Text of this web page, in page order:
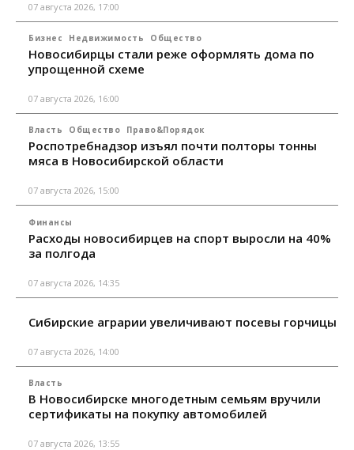
07 августа 2026, 17:00
Бизнес Недвижимость Общество
Новосибирцы стали реже оформлять дома по
упрощенной схеме
07 августа 2026, 16:00
Власть Общество Право&Порядок
Роспотребнадзор изъял почти полторы тонны
мяса в Новосибирской области
07 августа 2026, 15:00
Финансы
Расходы новосибирцев на спорт выросли на 40%
за полгода
07 августа 2026, 14:35
Сибирские аграрии увеличивают посевы горчицы
07 августа 2026, 14:00
Власть
В Новосибирске многодетным семьям вручили
сертификаты на покупку автомобилей
07 августа 2026, 13:55